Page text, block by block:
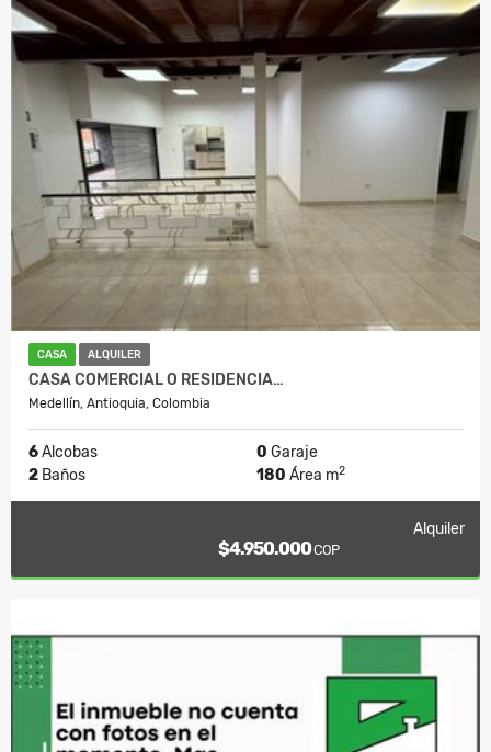
CASA ALQUILER
CASA COMERCIAL O RESIDENCIA…
Medellín, Antioquia, Colombia
6Alcobas 0 Garaje
2 Baños 180 Área m2
Alquiler
$4.950.000COP